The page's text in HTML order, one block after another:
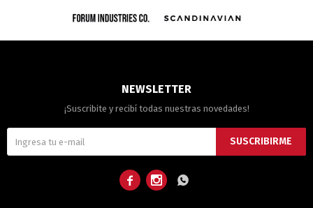
NEWSLETTER
¡Suscribite y recibí todas nuestras novedades!
SUSCRIBIRME
  